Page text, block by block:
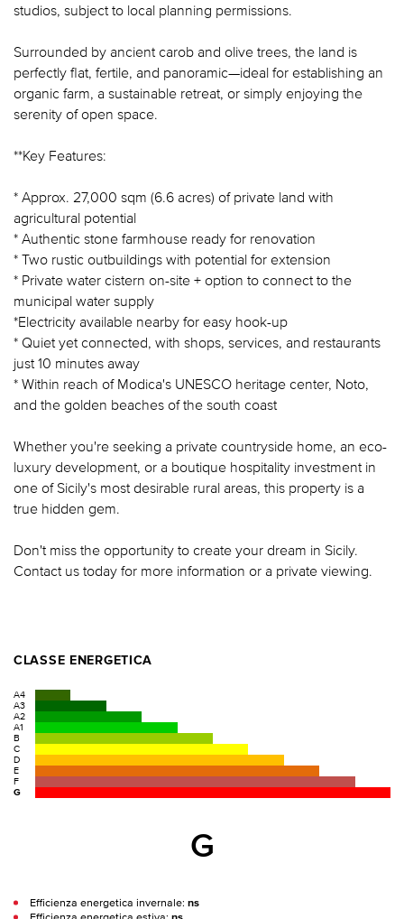
studios, subject to local planning permissions.
Surrounded by ancient carob and olive trees, the land is
perfectly flat, fertile, and panoramic—ideal for establishing an
organic farm, a sustainable retreat, or simply enjoying the
serenity of open space.
**Key Features:
* Approx. 27,000 sqm (6.6 acres) of private land with
agricultural potential
* Authentic stone farmhouse ready for renovation
* Two rustic outbuildings with potential for extension
* Private water cistern on-site + option to connect to the
municipal water supply
*Electricity available nearby for easy hook-up
* Quiet yet connected, with shops, services, and restaurants
just 10 minutes away
* Within reach of Modica's UNESCO heritage center, Noto,
and the golden beaches of the south coast
Whether you're seeking a private countryside home, an eco-
luxury development, or a boutique hospitality investment in
one of Sicily's most desirable rural areas, this property is a
true hidden gem.
Don't miss the opportunity to create your dream in Sicily.
Contact us today for more information or a private viewing.
CLASSE ENERGETICA
A4
A3
A2
A1
B
C
D
E
F
G
G
Efficienza energetica invernale: ns